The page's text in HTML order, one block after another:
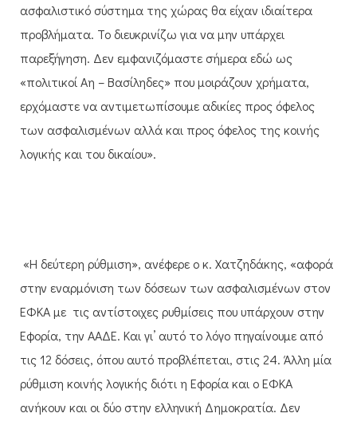
ασφαλιστικό σύστημα της χώρας θα είχαν ιδιαίτερα
προβλήματα. Το διευκρινίζω για να μην υπάρχει
παρεξήγηση. Δεν εμφανιζόμαστε σήμερα εδώ ως
«πολιτικοί Αη – Βασίληδες» που μοιράζουν χρήματα,
ερχόμαστε να αντιμετωπίσουμε αδικίες προς όφελος
των ασφαλισμένων αλλά και προς όφελος της κοινής
λογικής και του δικαίου».
«Η δεύτερη ρύθμιση», ανέφερε ο κ. Χατζηδάκης, «αφορά
στην εναρμόνιση των δόσεων των ασφαλισμένων στον
ΕΦΚΑ με τις αντίστοιχες ρυθμίσεις που υπάρχουν στην
Εφορία, την ΑΑΔΕ. Και γι’ αυτό το λόγο πηγαίνουμε από
τις 12 δόσεις, όπου αυτό προβλέπεται, στις 24. Άλλη μία
ρύθμιση κοινής λογικής διότι η Εφορία και ο ΕΦΚΑ
ανήκουν και οι δύο στην ελληνική Δημοκρατία. Δεν